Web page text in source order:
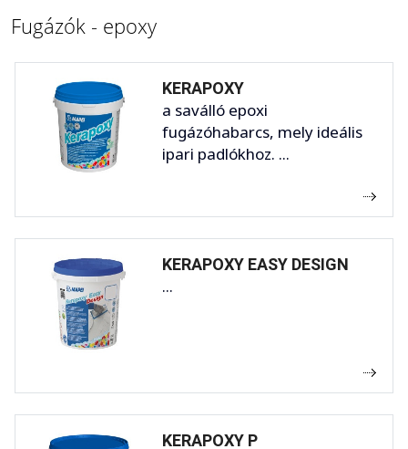
Fugázók - epoxy
KERAPOXY
a saválló epoxi
fugázóhabarcs, mely ideális
ipari padlókhoz. ...
KERAPOXY EASY DESIGN
...
KERAPOXY P